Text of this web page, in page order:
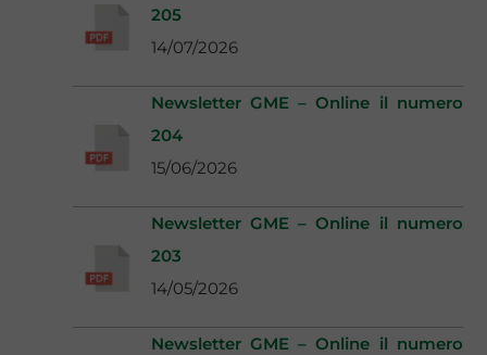
205
14/07/2026
Newsletter GME – Online il numero
204
15/06/2026
Newsletter GME – Online il numero
203
14/05/2026
Newsletter GME – Online il numero